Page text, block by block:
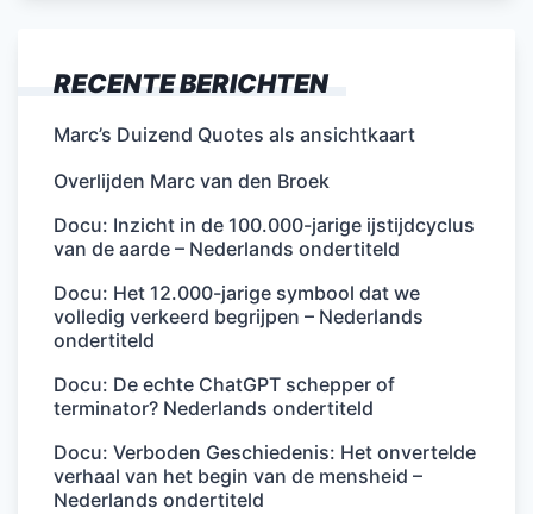
RECENTE BERICHTEN
Marc’s Duizend Quotes als ansichtkaart
Overlijden Marc van den Broek
Docu: Inzicht in de 100.000-jarige ijstijdcyclus
van de aarde – Nederlands ondertiteld
Docu: Het 12.000-jarige symbool dat we
volledig verkeerd begrijpen – Nederlands
ondertiteld
Docu: De echte ChatGPT schepper of
terminator? Nederlands ondertiteld
Docu: Verboden Geschiedenis: Het onvertelde
verhaal van het begin van de mensheid –
Nederlands ondertiteld